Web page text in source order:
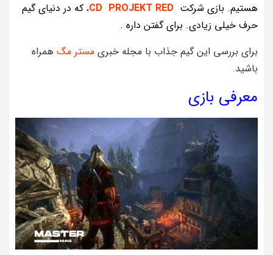
هستیم. بازی شرکت CD PROJEKT RED
. که در دنیای گیم
حرف خیلی زیادی. برای گفتن داره .
برای بررسی این گیم جذاب با مجله خبری مستر مگ همراه
باشید.
معرفی بازی